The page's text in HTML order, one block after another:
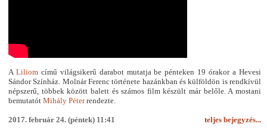
A Liliomcímű világsikerű darabot mutatja be pénteken 19 órakor a Hevesi
Sándor Színház. Molnár Ferenc története hazánkban és külföldön is rendkívül
népszerű, többek között balett és számos film készült már belőle. A mostani
bemutatót Mihály Péterrendezte.
teljes bejegyzés...
2017. február 24. (péntek) 11:41